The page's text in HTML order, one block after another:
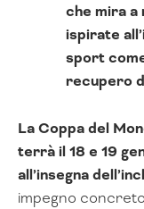
che mira
ispirate
sport
recupero
La Coppa del
terrà il 18 e 19
all’insegna
impegno